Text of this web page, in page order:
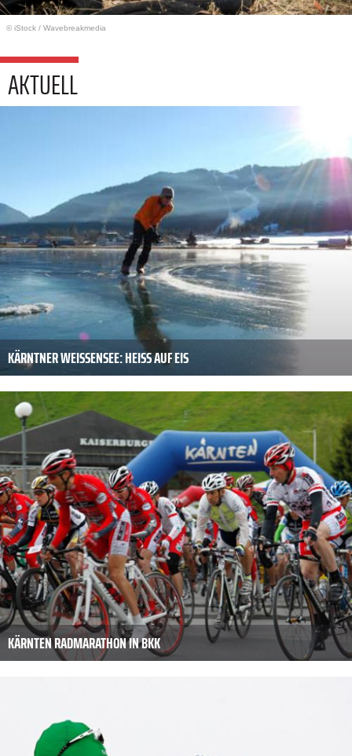
© iStock / Wavebreakmedia
AKTUELL
KÄRNTNER WEISSENSEE: HEISS AUF EIS
KÄRNTEN RADMARATHON IN BKK